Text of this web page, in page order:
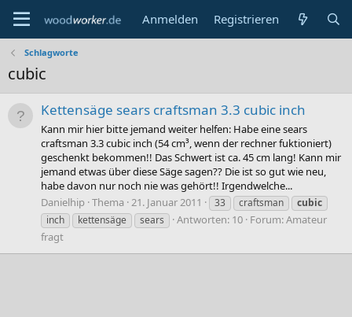
Anmelden Registrieren
Schlagworte
cubic
Kettensäge sears craftsman 3.3 cubic inch
Kann mir hier bitte jemand weiter helfen: Habe eine sears
craftsman 3.3 cubic inch (54 cm³, wenn der rechner fuktioniert)
geschenkt bekommen!! Das Schwert ist ca. 45 cm lang! Kann mir
jemand etwas über diese Säge sagen?? Die ist so gut wie neu,
habe davon nur noch nie was gehört!! Irgendwelche...
Danielhip Thema 21. Januar 2011 33 craftsman
cubic
inch
kettensäge sears Antworten: 10 Forum:Amateur
fragt